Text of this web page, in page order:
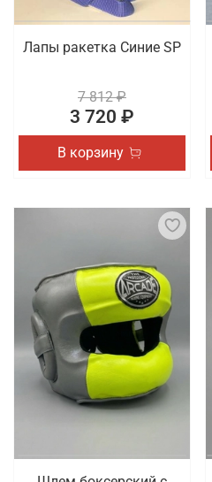
Лапы ракетка Синие SP
7 812 ₽
3 720 ₽
В корзину